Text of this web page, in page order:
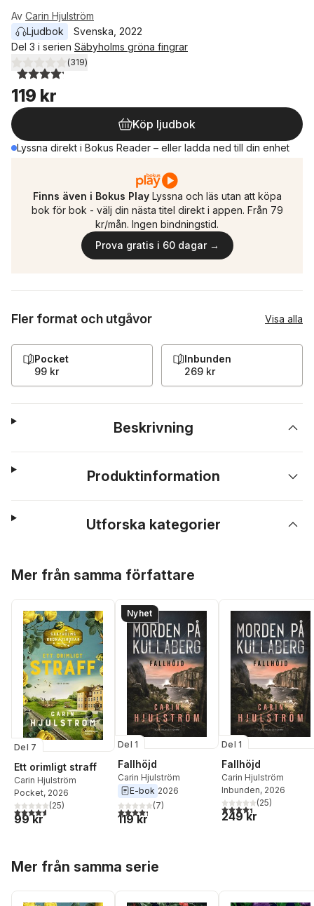
Av Carin Hjulström
Ljudbok
Svenska 2022
Del 3 i serien Säbyholms gröna fingrar
4,2utav 5 stjärnor. Totalt antal röster:
(319)
119 kr
Köp ljudbok
Lyssna direkt i Bokus Reader – eller ladda ned till din enhet
Finns även i Bokus Play Lyssna och läs utan att köpa
bok för bok - välj din nästa titel direkt i appen. Från 79
kr/mån. Ingen bindningstid.
Prova gratis i 60 dagar →
Fler format och utgåvor Visa alla
Pocket
99 kr
Inbunden
269 kr
Beskrivning
Produktinformation
Utforska kategorier
Mer från samma författare
Del 7
Ett orimligt straff
Carin Hjulström
Pocket, 2026
4,6utav 5 stjärnor. Totalt antal röster:
(25)
99 kr
Nyhet
Del 1
Fallhöjd
Carin Hjulström
E-bok 2026
4,3utav 5 stjärnor. Totalt antal röster:
(7)
119 kr
Del 1
Fallhöjd
Carin Hjulström
Inbunden, 2026
4,4utav 5 stjärnor.
(25)
249 kr
Mer från samma serie